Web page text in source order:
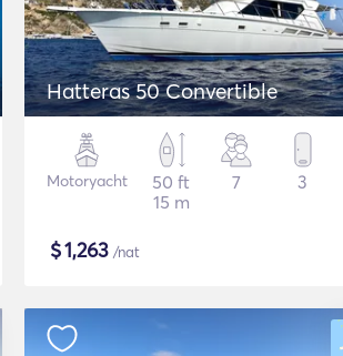
Hatteras 50 Convertible
Motoryacht
50 ft
15 m
7 3
$1,263 /nat